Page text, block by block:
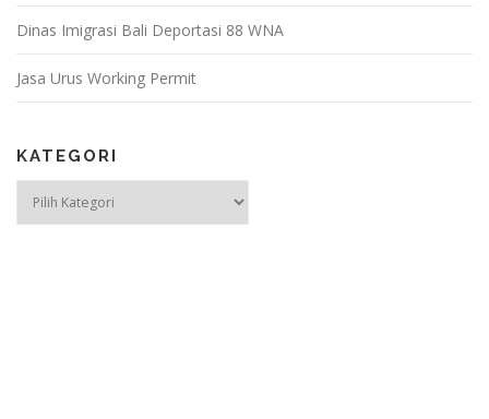
Dinas Imigrasi Bali Deportasi 88 WNA
Jasa Urus Working Permit
KATEGORI